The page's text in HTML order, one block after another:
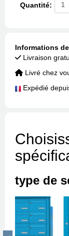
Quantité:
type de
Informations
Livraison
Livré chez
Expédié